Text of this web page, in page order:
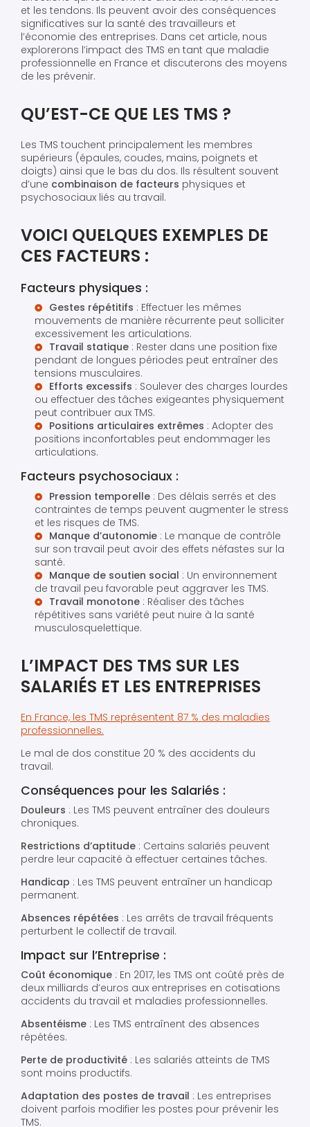
et les tendons. Ils peuvent avoir des conséquences
significatives sur la santé des travailleurs et
l’économie des entreprises. Dans cet article, nous
explorerons l’impact des TMS en tant que maladie
professionnelle en France et discuterons des moyens
de les prévenir.
QU’EST-CE QUE LES TMS ?
Les TMS touchent principalement les membres
supérieurs (épaules, coudes, mains, poignets et
doigts) ainsi que le bas du dos. Ils résultent souvent
d’une combinaison de facteurs physiques et
psychosociaux liés au travail.
VOICI QUELQUES EXEMPLES DE
CES FACTEURS :
Facteurs physiques :
Gestes répétitifs : Effectuer les mêmes
mouvements de manière récurrente peut solliciter
excessivement les articulations.
Travail statique : Rester dans une position fixe
pendant de longues périodes peut entraîner des
tensions musculaires.
Efforts excessifs : Soulever des charges lourdes
ou effectuer des tâches exigeantes physiquement
peut contribuer aux TMS.
Positions articulaires extrêmes : Adopter des
positions inconfortables peut endommager les
articulations.
Facteurs psychosociaux :
Pression temporelle : Des délais serrés et des
contraintes de temps peuvent augmenter le stress
et les risques de TMS.
Manque d’autonomie : Le manque de contrôle
sur son travail peut avoir des effets néfastes sur la
santé.
Manque de soutien social : Un environnement
de travail peu favorable peut aggraver les TMS.
Travail monotone : Réaliser des tâches
répétitives sans variété peut nuire à la santé
musculosquelettique.
L’IMPACT DES TMS SUR LES
SALARIÉS ET LES ENTREPRISES
En France, les TMS représentent 87 % des maladies
professionnelles.
Le mal de dos constitue 20 % des accidents du
travail.
Conséquences pour les Salariés :
Douleurs : Les TMS peuvent entraîner des douleurs
chroniques.
Restrictions d’aptitude : Certains salariés peuvent
perdre leur capacité à effectuer certaines tâches.
Handicap : Les TMS peuvent entraîner un handicap
permanent.
Absences répétées : Les arrêts de travail fréquents
perturbent le collectif de travail.
Impact sur l’Entreprise :
Coût économique : En 2017, les TMS ont coûté près de
deux milliards d’euros aux entreprises en cotisations
accidents du travail et maladies professionnelles.
Absentéisme : Les TMS entraînent des absences
répétées.
Perte de productivité : Les salariés atteints de TMS
sont moins productifs.
Adaptation des postes de travail : Les entreprises
doivent parfois modifier les postes pour prévenir les
TMS.